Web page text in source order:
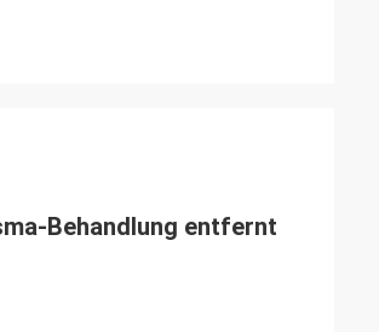
Behandlung entfernt